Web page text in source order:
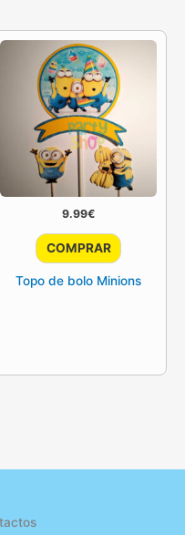
9.99€
COMPRAR
Topo de bolo Minions